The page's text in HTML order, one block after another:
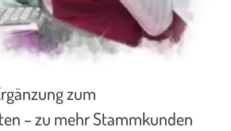
zum
– zu mehr Stammkunden